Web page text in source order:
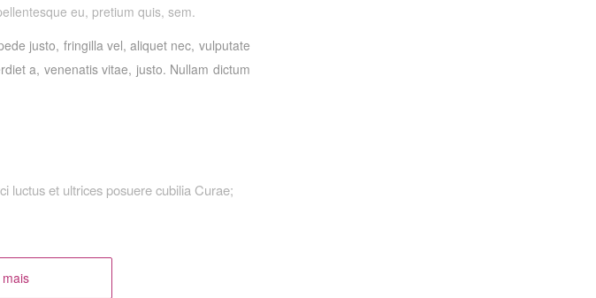
eu, pretium quis, sem.
justo, fringilla vel, aliquet nec, vulputate
a, venenatis vitae, justo. Nullam dictum
luctus et ultrices posuere cubilia Curae;